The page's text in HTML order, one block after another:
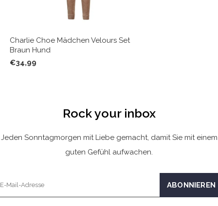
Charlie Choe Mädchen Velours Set
Braun Hund
€34,99
Rock your inbox
Jeden Sonntagmorgen mit Liebe gemacht, damit Sie mit einem
guten Gefühl aufwachen.